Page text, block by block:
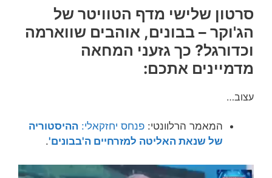
סרטון שלישי מדף הטוויטר של
הג'וקר – בבונים, אוהבים שווארמה
וכדורגל? כך גזעני המחאה
מדמיינים אתכם:
עצוב…
המאמר הרלוונטי: פנחס יחזקאלי: ההיסטוריה
של שנאת האליטה למזרחיים ה'בבונים'.